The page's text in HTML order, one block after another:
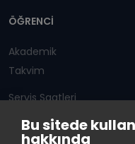
Bu sitede
hakkında
ÖĞRENCİ
Akademik
Takvim
Servis Saatleri
Duyurular